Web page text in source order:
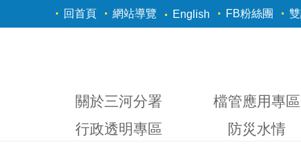
跳到主要內容區塊
回首頁 網站導覽 English FB粉絲團
關於三河分署 檔管應用專區
行政透明專區
防災水情